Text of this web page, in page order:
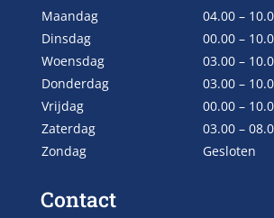
Maandag
04.00 –
Dinsdag
00.00 –
Woensdag
03.00 –
Donderdag
03.00 –
Vrijdag
00.00 –
Zaterdag
03.00 –
Zondag
Gesloten
Contact